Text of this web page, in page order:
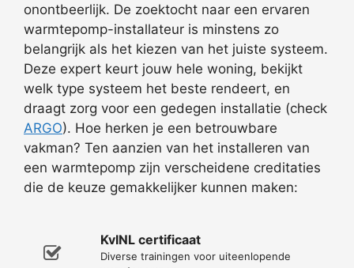
onontbeerlijk. De zoektocht naar een ervaren
warmtepomp-installateur is minstens zo
belangrijk als het kiezen van het juiste systeem.
Deze expert keurt jouw hele woning, bekijkt
welk type systeem het beste rendeert, en
draagt zorg voor een gedegen installatie (check
ARGO). Hoe herken je een betrouwbare
vakman? Ten aanzien van het installeren van
een warmtepomp zijn verscheidene creditaties
die de keuze gemakkelijker kunnen maken:
KvINL certificaat
Diverse trainingen voor uiteenlopende